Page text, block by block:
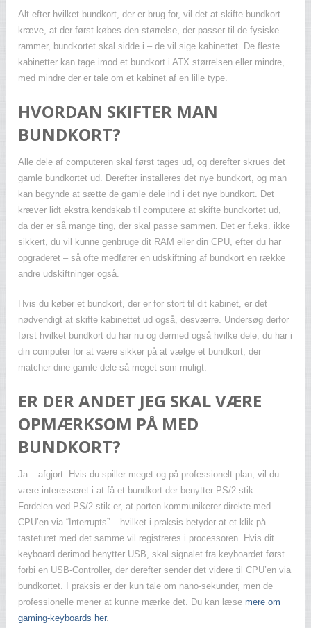
Alt efter hvilket bundkort, der er brug for, vil det at skifte bundkort
kræve, at der først købes den størrelse, der passer til de fysiske
rammer, bundkortet skal sidde i – de vil sige kabinettet. De fleste
kabinetter kan tage imod et bundkort i ATX størrelsen eller mindre,
med mindre der er tale om et kabinet af en lille type.
HVORDAN SKIFTER MAN
BUNDKORT?
Alle dele af computeren skal først tages ud, og derefter skrues det
gamle bundkortet ud. Derefter installeres det nye bundkort, og man
kan begynde at sætte de gamle dele ind i det nye bundkort. Det
kræver lidt ekstra kendskab til computere at skifte bundkortet ud,
da der er så mange ting, der skal passe sammen. Det er f.eks. ikke
sikkert, du vil kunne genbruge dit RAM eller din CPU, efter du har
opgraderet – så ofte medfører en udskiftning af bundkort en række
andre udskiftninger også.
Hvis du køber et bundkort, der er for stort til dit kabinet, er det
nødvendigt at skifte kabinettet ud også, desværre. Undersøg derfor
først hvilket bundkort du har nu og dermed også hvilke dele, du har i
din computer for at være sikker på at vælge et bundkort, der
matcher dine gamle dele så meget som muligt.
ER DER ANDET JEG SKAL VÆRE
OPMÆRKSOM PÅ MED
BUNDKORT?
Ja – afgjort. Hvis du spiller meget og på professionelt plan, vil du
være interesseret i at få et bundkort der benytter PS/2 stik.
Fordelen ved PS/2 stik er, at porten kommunikerer direkte med
CPU’en via “Interrupts” – hvilket i praksis betyder at et klik på
tasteturet med det samme vil registreres i processoren. Hvis dit
keyboard derimod benytter USB, skal signalet fra keyboardet først
forbi en USB-Controller, der derefter sender det videre til CPU’en via
bundkortet. I praksis er der kun tale om nano-sekunder, men de
professionelle mener at kunne mærke det. Du kan læse mere om
gaming-keyboards her.